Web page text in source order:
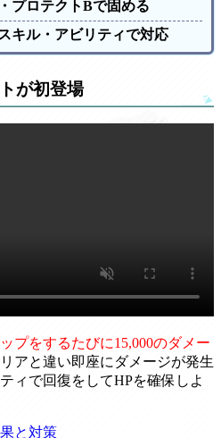
プロテクトBで固める
キル・アビリティで対応
が初登場
プをするたびに15,000のダメー
アと違い即座にダメージが発生
ィで回復をしてHPを確保しよ
と対策